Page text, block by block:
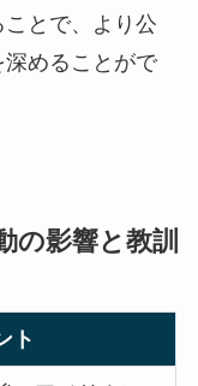
とで、より公
めることがで
の影響と教訓
ト